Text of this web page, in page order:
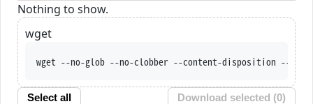
Nothing to show.
wget
wget --no-glob --no-clobber --content-disposition --trust-server-names --iri
Select all Download selected (0)